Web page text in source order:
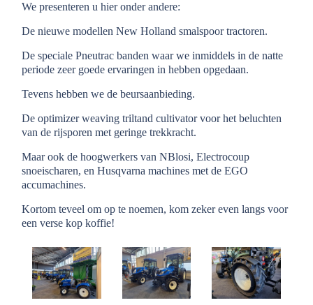
We presenteren u hier onder andere:
De nieuwe modellen New Holland smalspoor tractoren.
De speciale Pneutrac banden waar we inmiddels in de natte
periode zeer goede ervaringen in hebben opgedaan.
Tevens hebben we de beursaanbieding.
De optimizer weaving triltand cultivator voor het beluchten
van de rijsporen met geringe trekkracht.
Maar ook de hoogwerkers van NBlosi, Electrocoup
snoeischaren, en Husqvarna machines met de EGO
accumachines.
Kortom teveel om op te noemen, kom zeker even langs voor
een verse kop koffie!